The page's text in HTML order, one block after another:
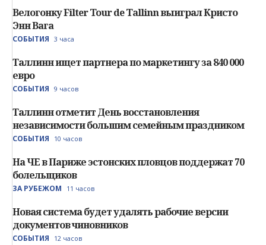
Велогонку Filter Tour de Tallinn выиграл Кристо
Энн Вага
СОБЫТИЯ 3 часа
Таллинн ищет партнера по маркетингу за 840 000
евро
СОБЫТИЯ 9 часов
Таллинн отметит День восстановления
независимости большим семейным праздником
СОБЫТИЯ 10 часов
На ЧЕ в Париже эстонских пловцов поддержат 70
болельщиков
ЗА РУБЕЖОМ 11 часов
Новая система будет удалять рабочие версии
документов чиновников
СОБЫТИЯ 12 часов